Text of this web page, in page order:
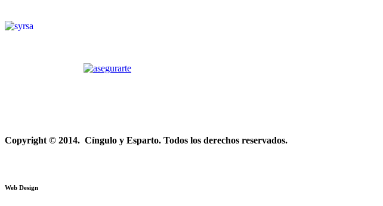
Copyright © 2014. Cíngulo y Esparto. Todos los derechos reservados.
Web Design